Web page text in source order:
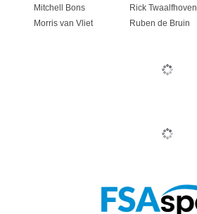
Mitchell Bons Rick Twaalfhoven
Morris van Vliet Ruben de Bruin